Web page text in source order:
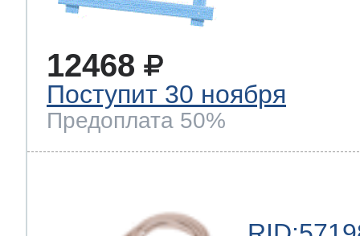
12468
Поступит 30 ноября
Предоплата 50%